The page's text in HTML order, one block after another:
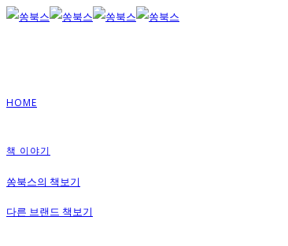
HOME
책 이야기
쏭북스의 책보기
다른 브랜드 책보기